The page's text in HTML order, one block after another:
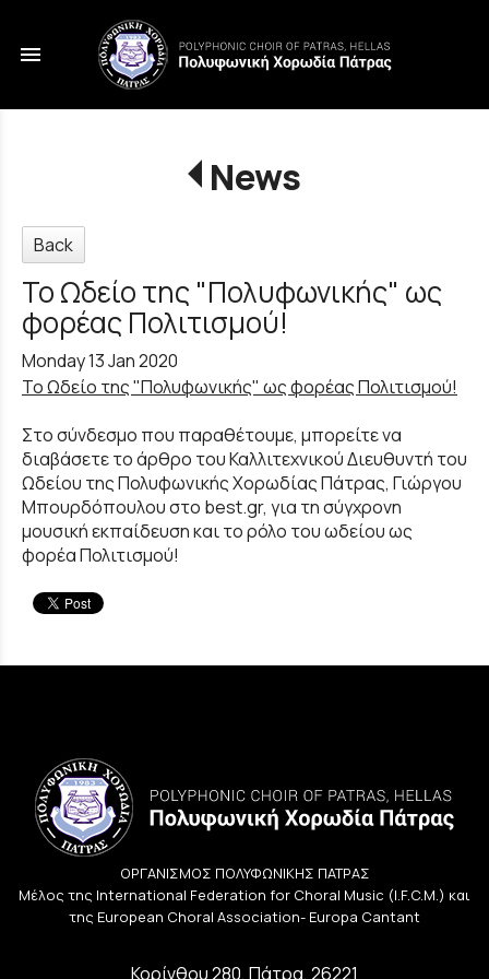
menu
News
Back
Το Ωδείο της "Πολυφωνικής" ως
φορέας Πολιτισμού!
Monday 13 Jan 2020
Το Ωδείο της "Πολυφωνικής" ως φορέας Πολιτισμού!
Στο σύνδεσμο που παραθέτουμε, μπορείτε να
διαβάσετε το άρθρο του Καλλιτεχνικού Διευθυντή του
Ωδείου της Πολυφωνικής Χορωδίας Πάτρας, Γιώργου
Μπουρδόπουλου στο best.gr, για τη σύγχρονη
μουσική εκπαίδευση και το ρόλο του ωδείου ως
φορέα Πολιτισμού!
ΟΡΓΑΝΙΣΜΟΣ ΠΟΛΥΦΩΝΙΚΗΣ ΠΑΤΡΑΣ
Μέλος της International Federation for Choral Music (I.F.C.M.) και
της European Choral Association- Europa Cantant
Κορίνθου 280, Πάτρα, 26221